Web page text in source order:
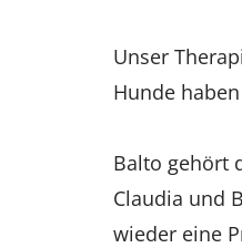
Unser
Hunde
Balto gehört
Claudia und
wieder eine